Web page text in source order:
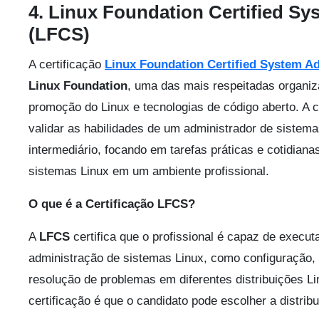
4. Linux Foundation Certified
(LFCS)
A certificação Linux Foundation Certified System
Linux Foundation, uma das mais respeitadas
promoção do Linux e tecnologias de código aberto. A
validar as habilidades de um administrador de
intermediário, focando em tarefas práticas e
sistemas Linux em um ambiente profissional.
O que é a Certificação LFCS?
A LFCS certifica que o profissional é capaz de
administração de sistemas Linux, como
resolução de problemas em diferentes distribuições
certificação é que o candidato pode escolher a